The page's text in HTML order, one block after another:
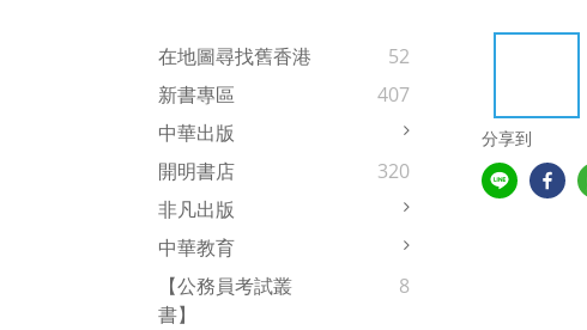
在地圖尋找舊香港
52
新書專區
407
中華出版
開明書店
320
非凡出版
中華教育
【公務員考試叢
書】
8
分享到